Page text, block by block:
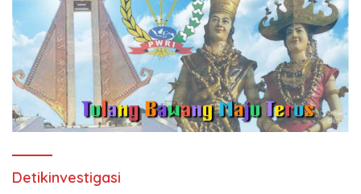
Detikinvestigasi